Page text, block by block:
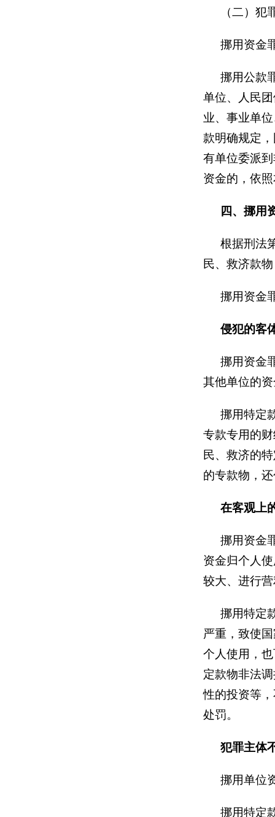
（二） 犯
挪用资金
挪用公款
单位、
人民
业、事业单
款明确规定
有单位委派
资金的，依
四、挪用
根据刑法
民、救济款
挪用资金
侵犯的客
挪用资金
其他单位的
挪用特定
专款专用的
民、救济的
的专款物，
在客观上
挪用资金
资金归个人
较大、进行
挪用特定
严重，致使
个人使用，
定款物非法
性的投资等
处罚。
犯罪主体
挪用单位
挪用特定